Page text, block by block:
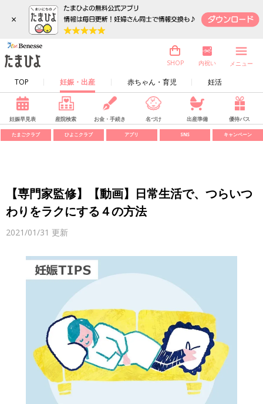
×
TOP 妊娠・出産 赤ちゃん・育児 妊活
SHOP 内祝い メニュー
妊娠早見表 産院検索 お金・手続き 名づけ 出産準備 優待パス
たまごクラブ ひよこクラブ アプリ SNS キャンペーン
【専門家監修】【動画】日常生活で、つらいつ
わりをラクにする４の方法
2021/01/31 更新